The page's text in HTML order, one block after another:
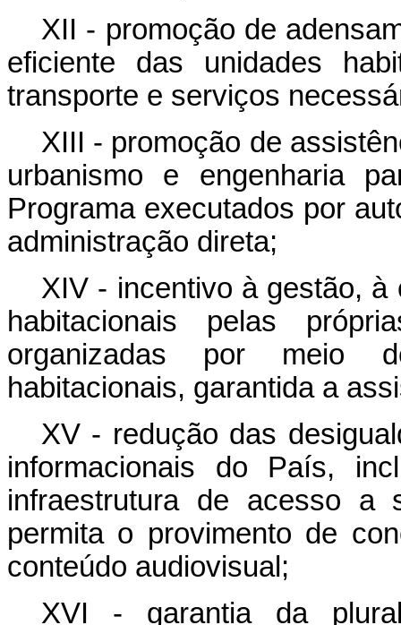
XII - promoção de
eficiente das unidades
transporte e serviços
XIII - promoção de
urbanismo e engenharia
Programa executados por
administração direta;
XIV - incentivo à gestão,
habitacionais pelas
organizadas por meio
habitacionais, garantida a
XV - redução das
informacionais do País,
infraestrutura de acesso a
permita o provimento de
conteúdo audiovisual;
XVI - garantia da